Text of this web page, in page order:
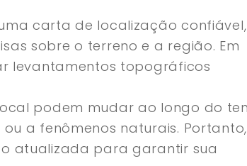
carta de localização
sobre o terreno e a região. Em
levantamentos topográficos
podem mudar ao longo do
a fenômenos naturais.
atualizada para garantir sua